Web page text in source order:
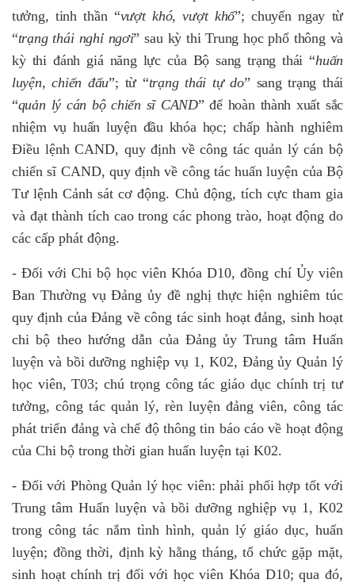
tưởng, tinh thần “vượt khó, vượt khổ”; chuyển ngay từ
“trạng thái nghỉ ngơi” sau kỳ thi Trung học phổ thông và
kỳ thi đánh giá năng lực của Bộ sang trạng thái “huấn
luyện, chiến đấu”; từ “trạng thái tự do” sang trạng thái
“quản lý cán bộ chiến sĩ CAND” để hoàn thành xuất sắc
nhiệm vụ huấn luyện đầu khóa học; chấp hành nghiêm
Điều lệnh CAND, quy định về công tác quản lý cán bộ
chiến sĩ CAND, quy định về công tác huấn luyện của Bộ
Tư lệnh Cảnh sát cơ động. Chủ động, tích cực tham gia
và đạt thành tích cao trong các phong trào, hoạt động do
các cấp phát động.
- Đối với Chi bộ học viên Khóa D10, đồng chí Ủy viên
Ban Thường vụ Đảng ủy đề nghị thực hiện nghiêm túc
quy định của Đảng về công tác sinh hoạt đảng, sinh hoạt
chi bộ theo hướng dẫn của Đảng ủy Trung tâm Huấn
luyện và bồi dưỡng nghiệp vụ 1, K02, Đảng ủy Quản lý
học viên, T03; chú trọng công tác giáo dục chính trị tư
tưởng, công tác quản lý, rèn luyện đảng viên, công tác
phát triển đảng và chế độ thông tin báo cáo về hoạt động
của Chi bộ trong thời gian huấn luyện tại K02.
- Đối với Phòng Quản lý học viên: phải phối hợp tốt với
Trung tâm Huấn luyện và bồi dưỡng nghiệp vụ 1, K02
trong công tác nắm tình hình, quản lý giáo dục, huấn
luyện; đồng thời, định kỳ hằng tháng, tổ chức gặp mặt,
sinh hoạt chính trị đối với học viên Khóa D10; qua đó,